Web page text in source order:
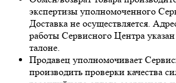
экспертизы уполномоченного
Доставка не осуществляется.
работы Сервисного Центра
талоне.
Продавец уполномочивает
производить проверки качества